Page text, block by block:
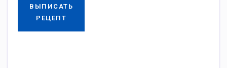
ВЫПИСАТЬ
РЕЦЕПТ